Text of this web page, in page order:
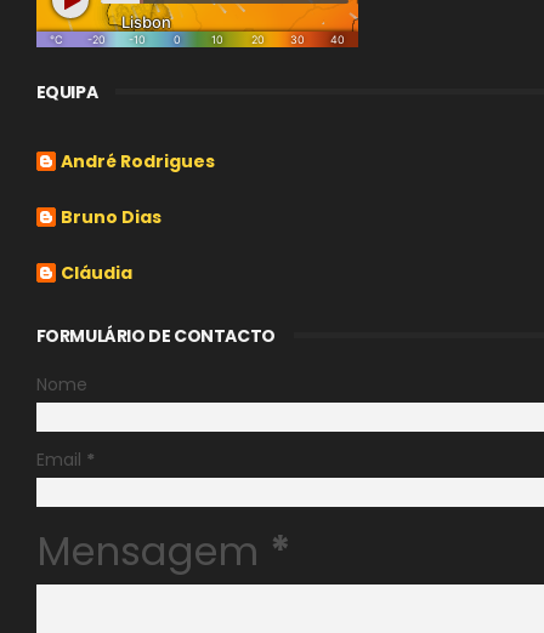
EQUIPA
André Rodrigues
Bruno Dias
Cláudia
FORMULÁRIO DE CONTACTO
Nome
Email *
Mensagem *